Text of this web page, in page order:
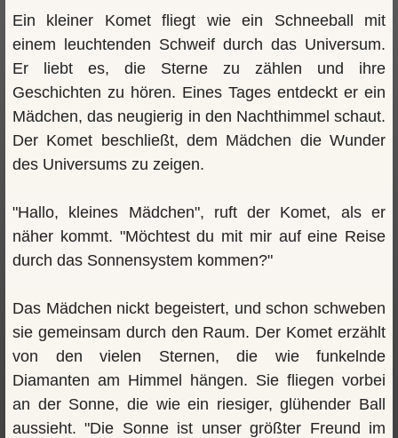
Ein kleiner Komet fliegt wie ein Schneeball mit
einem leuchtenden Schweif durch das Universum.
Er liebt es, die Sterne zu zählen und ihre
Geschichten zu hören. Eines Tages entdeckt er ein
Mädchen, das neugierig in den Nachthimmel schaut.
Der Komet beschließt, dem Mädchen die Wunder
des Universums zu zeigen.
"Hallo, kleines Mädchen", ruft der Komet, als er
näher kommt. "Möchtest du mit mir auf eine Reise
durch das Sonnensystem kommen?"
Das Mädchen nickt begeistert, und schon schweben
sie gemeinsam durch den Raum. Der Komet erzählt
von den vielen Sternen, die wie funkelnde
Diamanten am Himmel hängen. Sie fliegen vorbei
an der Sonne, die wie ein riesiger, glühender Ball
aussieht. "Die Sonne ist unser größter Freund im